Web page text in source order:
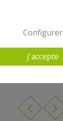
Configurer
J'accepte